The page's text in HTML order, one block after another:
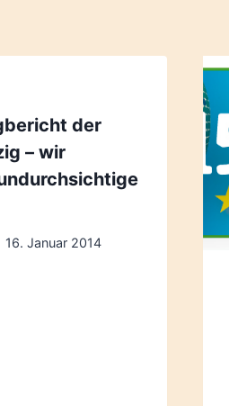
der
– wir
16. Januar 2014